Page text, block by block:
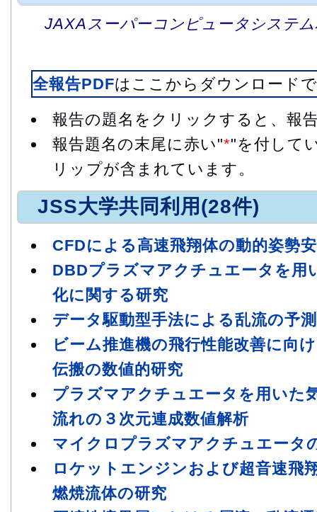
JAXAスーパーコンピュータシステ
全報告PDFはここからダウンロード
報告の題名をクリックすると、報
報告題名の末尾に赤い"*"を付して
リップが含まれています。
JSS大学共同利用(28件)
CFDによる高速飛翔体の動的姿勢
DBDプラズマアクチュエータを用
化に関する研究
データ駆動型手法による乱流の予
ビーム推進機の飛行性能改善に向
伝搬の数値的研究
プラズマアクチュエータを用いた
流れの３次元連成数値解析
マイクロプラズマアクチュエータ
ロケットエンジンおよび超音速飛
燃焼流体の研究